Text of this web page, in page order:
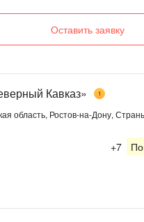
Оставить заявку
Кавказ» 1
область, Ростов-на-Дону,
+7